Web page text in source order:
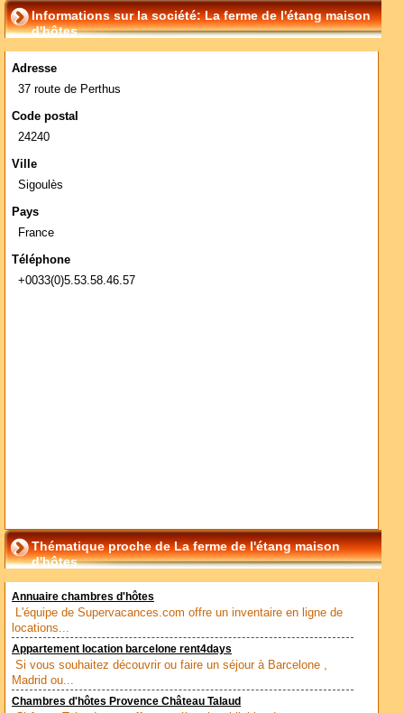
Informations sur la société: La ferme de l'étang maison
d'hôtes
Adresse
37 route de Perthus
Code postal
24240
Ville
Sigoulès
Pays
France
Téléphone
+0033(0)5.53.58.46.57
Thématique proche de La ferme de l'étang maison
d'hôtes
Annuaire chambres d'hôtes
L'équipe de Supervacances.com offre un inventaire en ligne de
locations...
Appartement location barcelone rent4days
Si vous souhaitez découvrir ou faire un séjour à Barcelone ,
Madrid ou...
Chambres d'hôtes Provence Château Talaud